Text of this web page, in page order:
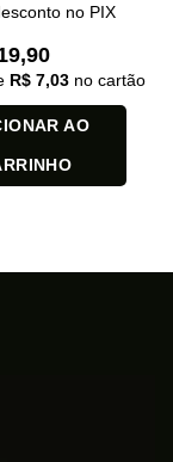
no PIX
R$ 7,03 no cartão
AO